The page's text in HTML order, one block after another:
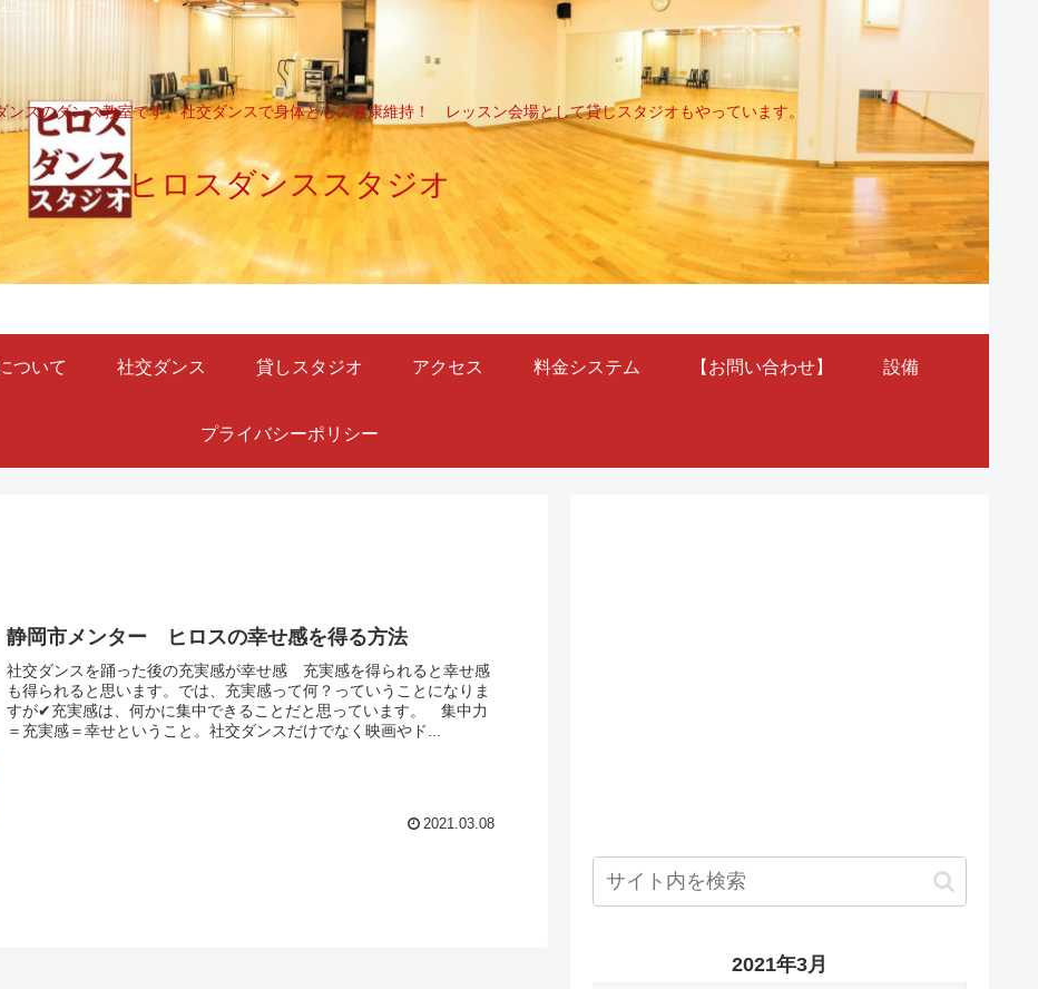
ンスのダンス教室です。社交ダンスで身体と心の健康維持！ レッスン会場として貸しスタジオもやっています。
ヒロスダンススタジオ
ついて 社交ダンス 貸しスタジオ アクセス 料金システム 【お問い合わせ】 設備
プライバシーポリシー
静岡市メンター ヒロスの幸せ感を得る方法
社交ダンスを踊った後の充実感が幸せ感 充実感を得られると幸せ感
も得られると思います。では、充実感って何？っていうことになりま
すが✔充実感は、何かに集中できることだと思っています。 集中力
＝充実感＝幸せということ。社交ダンスだけでなく映画やド...
2021.03.08
2021年3月